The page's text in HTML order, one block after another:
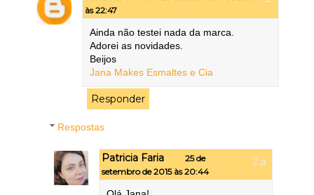
às 22:47
Ainda não testei nada da marca.
Adorei as novidades.
Beijos
Jana Makes Esmaltes e Cia
Responder
Respostas
Patricia Faria
25 de
setembro de 2015 às 20:44